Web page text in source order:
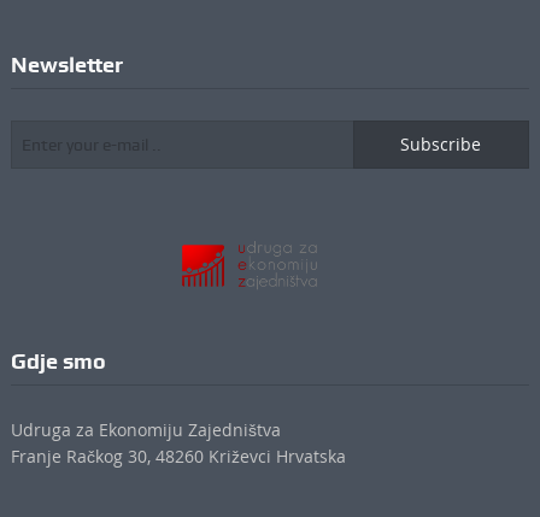
Newsletter
Subscribe
Gdje smo
Udruga za Ekonomiju Zajedništva
Franje Račkog 30, 48260 Križevci Hrvatska